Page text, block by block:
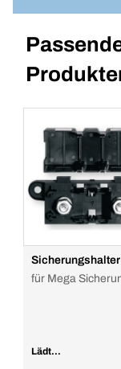
Sicherungshalter
für Mega
Lädt...